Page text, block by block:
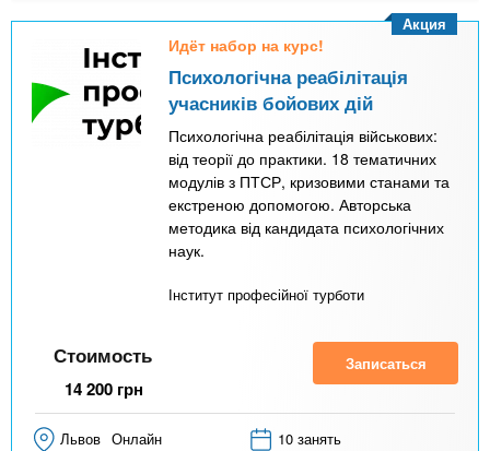
Идёт набор на курс!
Психологічна реабілітація
учасників бойових дій
Психологічна реабілітація військових:
від теорії до практики. 18 тематичних
модулів з ПТСР, кризовими станами та
екстреною допомогою. Авторська
методика від кандидата психологічних
наук.
Інститут професійної турботи
Акция
Стоимость
14 200 грн
Записаться
Львов Онлайн 10 занять